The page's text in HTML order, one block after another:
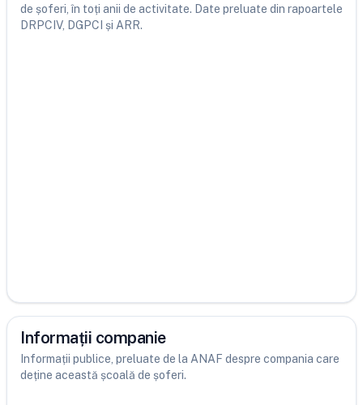
de șoferi, în toți anii de activitate. Date preluate din rapoartele
DRPCIV, DGPCI și ARR.
Informații companie
Informații publice, preluate de la ANAF despre compania care
deține această școală de șoferi.